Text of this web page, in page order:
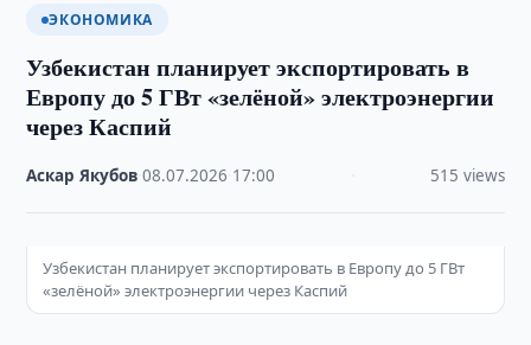
ЭКОНОМИКА
Узбекистан планирует экспортировать в
Европу до 5 ГВт «зелёной» электроэнергии
через Каспий
Аскар Якубов ·08.07.2026 17:00 515 views
Узбекистан планирует экспортировать в Европу до 5 ГВт
«зелёной» электроэнергии через Каспий